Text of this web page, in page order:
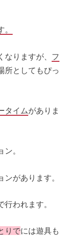
りますが、 フ
所としてもぴっ
タイムがありま
。
があります。
われます。
りでには遊具も